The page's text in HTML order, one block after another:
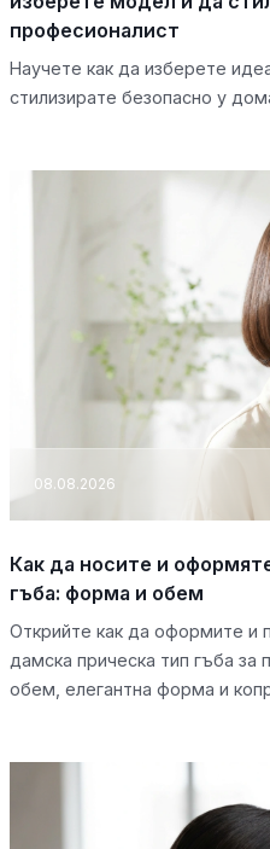
професионалист
Научете как да изберете
стилизирате безопасно у
08.08.2026
Как да носите и
гъба: форма и обем
Открийте как да оформите
дамска прическа тип гъба за
обем, елегантна форма и